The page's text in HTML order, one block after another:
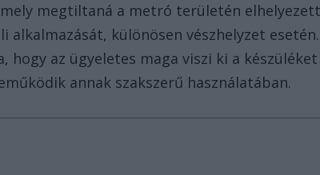
megtiltaná a metró területén
különösen vészhelyzet
hogy az ügyeletes maga viszi ki a
annak szakszerű használatában.